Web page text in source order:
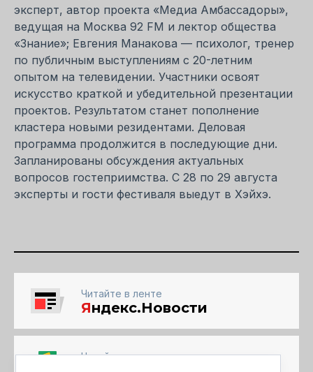
эксперт, автор проекта «Медиа Амбассадоры»,
ведущая на Москва 92 FM и лектор общества
«Знание»; Евгения Манакова — психолог, тренер
по публичным выступлениям с 20-летним
опытом на телевидении. Участники освоят
искусство краткой и убедительной презентации
проектов. Результатом станет пополнение
кластера новыми резидентами. Деловая
программа продолжится в последующие дни.
Запланированы обсуждения актуальных
вопросов гостеприимства. С 28 по 29 августа
эксперты и гости фестиваля выедут в Хэйхэ.
Читайте в ленте
Яндекс.Новости
Читайте в ленте